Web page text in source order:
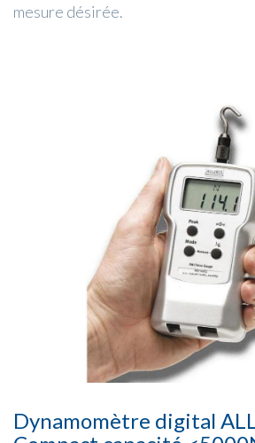
mesure désirée.
Dynamomètre digital